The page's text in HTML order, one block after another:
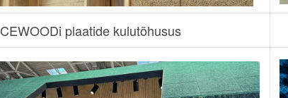
CEWOODi plaatide kulutõhusus